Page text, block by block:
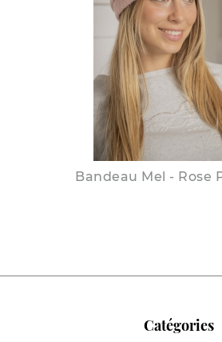
Bandeau Mel - Rose
Catégories